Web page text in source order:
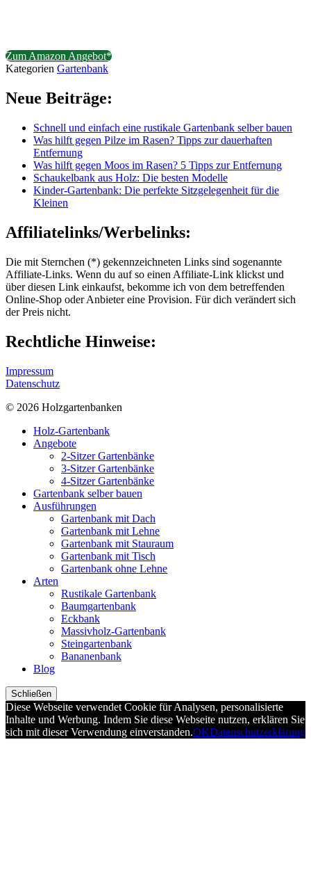
Zum Amazon Angebot*
Kategorien Gartenbank
Neue Beiträge:
Schnell und einfach eine rustikale Gartenbank selber bauen
Was hilft gegen Pilze im Rasen? Tipps zur dauerhaften
Entfernung
Was hilft gegen Moos im Rasen? 5 Tipps zur Entfernung
Schaukelbank aus Holz: Die besten Modelle
Kinder-Gartenbank: Die perfekte Sitzgelegenheit für die
Kleinen
Affiliatelinks/Werbelinks:
Die mit Sternchen (*) gekennzeichneten Links sind sogenannte
Affiliate-Links. Wenn du auf so einen Affiliate-Link klickst und
über diesen Link einkaufst, bekomme ich von dem betreffenden
Online-Shop oder Anbieter eine Provision. Für dich verändert sich
der Preis nicht.
Rechtliche Hinweise:
Impressum
Datenschutz
© 2026 Holzgartenbanken
Holz-Gartenbank
Angebote
2-Sitzer Gartenbänke
3-Sitzer Gartenbänke
4-Sitzer Gartenbänke
Gartenbank selber bauen
Ausführungen
Gartenbank mit Dach
Gartenbank mit Lehne
Gartenbank mit Stauraum
Gartenbank mit Tisch
Gartenbank ohne Lehne
Arten
Rustikale Gartenbank
Baumgartenbank
Eckbank
Massivholz-Gartenbank
Steingartenbank
Bananenbank
Blog
Schließen
Diese Webseite verwendet Cookie für Analysen, personalisierte
Inhalte und Werbung. Indem Sie diese Webseite nutzen, erklären Sie
sich mit dieser Verwendung einverstanden.OKDatenschutzerklärung